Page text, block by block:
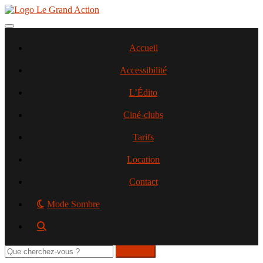
Aller
contenu
Toggle navigation
Accueil
Accessibilité
L’Édito
Ciné-clubs
Tarifs
Location
Contact
Mode Sombre
Rechercher
sur